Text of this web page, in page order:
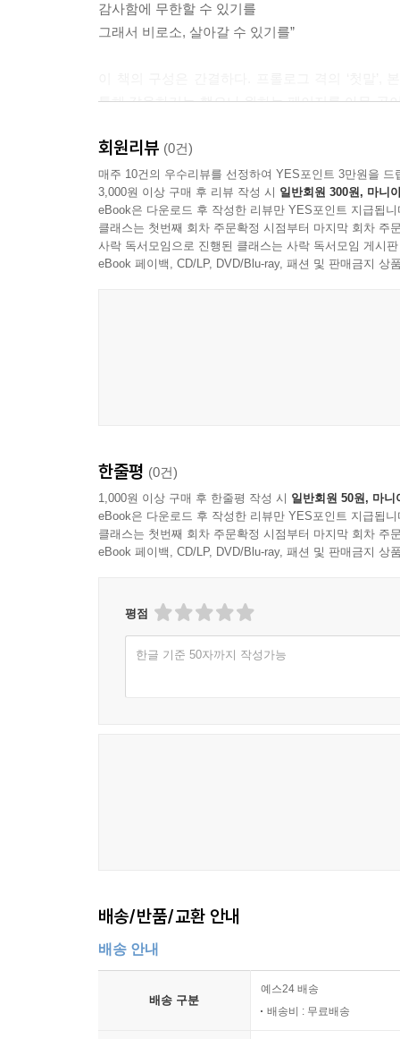
감사함에 무한할 수 있기를
그래서 비로소, 살아갈 수 있기를”
통해 갈음하기는 했으나 원하는 페이지를 아무 곳
각각의 단어와 문장이 흐름을 벗어나 새로운 해
것이다.
회원리뷰 (0건)
매주 10건의 우수리뷰를 선정하여 YES포인트 3만원을 드
3,000원 이상 구매 후 리뷰 작성 시 일반회원 300원, 마니
eBook은 다운로드 후 작성한 리뷰만 YES포인트 지급됩니
클래스는 첫번째 회차 주문확정 시점부터 마지막 회차 주
사락 독서모임으로 진행된 클래스는 사락 독서모임 게시
eBook 페이백, CD/LP, DVD/Blu-ray, 패션 및 판매금지 상
한줄평 (0건)
1,000원 이상 구매 후 한줄평 작성 시 일반회원 50원, 마니
eBook은 다운로드 후 작성한 리뷰만 YES포인트 지급됩니
클래스는 첫번째 회차 주문확정 시점부터 마지막 회차 주
eBook 페이백, CD/LP, DVD/Blu-ray, 패션 및 판매금지 상
평점
한글 기준 50자까지 작성가능
배송/반품/교환 안내
배송 안내
배송 구분
예스24 배송
배송비 : 무료배송